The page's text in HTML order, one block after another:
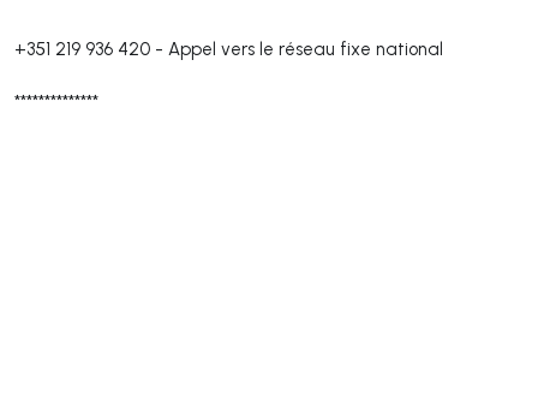
+351 219 936 420 - Appel vers le réseau fixe national
**************